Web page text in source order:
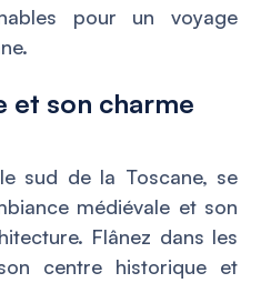
pour un voyage
et son charme
sud de la Toscane, se
médiévale et son
Flânez dans les
centre historique et